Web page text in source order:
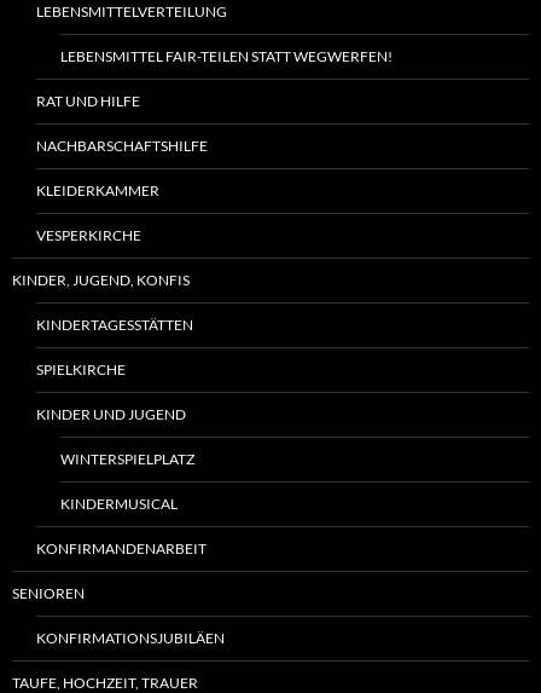
LEBENSMITTELVERTEILUNG
LEBENSMITTEL FAIR-TEILEN STATT WEGWERFEN!
RAT UND HILFE
NACHBARSCHAFTSHILFE
KLEIDERKAMMER
VESPERKIRCHE
KINDER, JUGEND, KONFIS
KINDERTAGESSTÄTTEN
SPIELKIRCHE
KINDER UND JUGEND
WINTERSPIELPLATZ
KINDERMUSICAL
KONFIRMANDENARBEIT
SENIOREN
KONFIRMATIONSJUBILÄEN
TAUFE, HOCHZEIT, TRAUER